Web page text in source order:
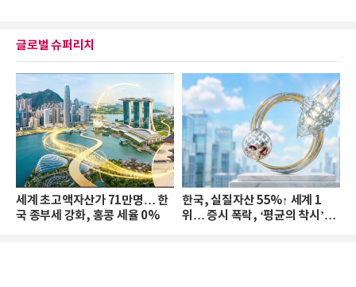
글로벌 슈퍼리치
세계 초고액자산가 71만명… 한
국 종부세 강화, 홍콩 세율 0%
한국, 실질자산 55%↑ 세계 1
위… 증시 폭락, ‘평균의 착시’와